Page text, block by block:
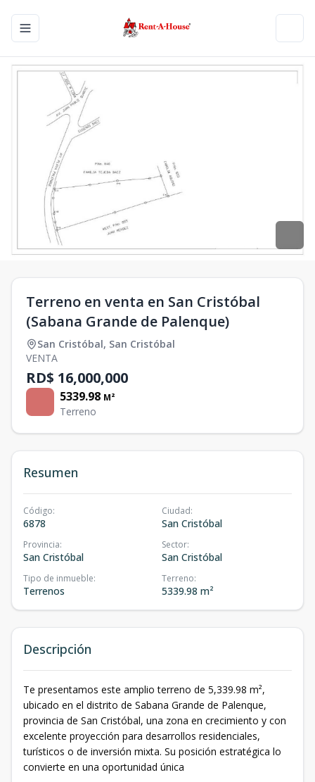
Toggle navigation menu
Terreno en venta en San Cristóbal
(Sabana Grande de Palenque)
San Cristóbal, San Cristóbal
VENTA
RD$ 16,000,000
5339.98 M²
Terreno
Resumen
Código:
6878
Ciudad:
San Cristóbal
Provincia:
San Cristóbal
Sector:
San Cristóbal
Tipo de inmueble:
Terrenos
Terreno:
5339.98 m²
Descripción
Te presentamos este amplio terreno de 5,339.98 m²,
ubicado en el distrito de Sabana Grande de Palenque,
provincia de San Cristóbal, una zona en crecimiento y con
excelente proyección para desarrollos residenciales,
turísticos o de inversión mixta. Su posición estratégica lo
convierte en una oportunidad única